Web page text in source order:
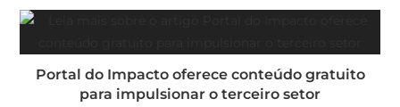
Portal do Impacto oferece conteúdo gratuito
para impulsionar o terceiro setor